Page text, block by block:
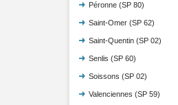
Péronne (SP 80)
Saint-Omer (SP 62)
Saint-Quentin (SP 02)
Senlis (SP 60)
Soissons (SP 02)
Valenciennes (SP 59)